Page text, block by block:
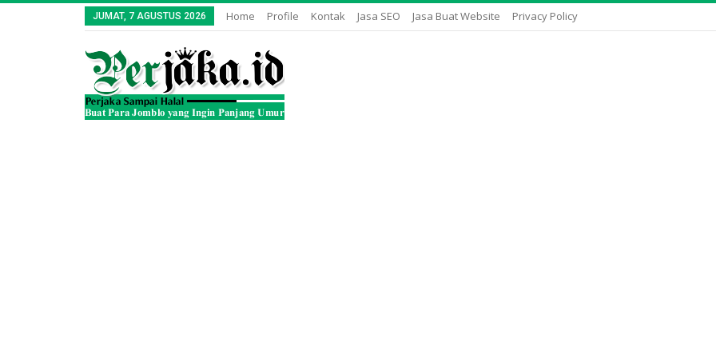
JUMAT, 7 AGUSTUS 2026 Home Profile Kontak Jasa SEO Jasa Buat Website Privacy Policy